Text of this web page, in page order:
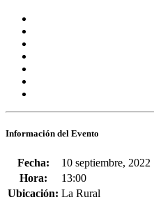
Información del Evento
Fecha:
10 septiembre, 2022
Hora:
13:00
Ubicación: La Rural